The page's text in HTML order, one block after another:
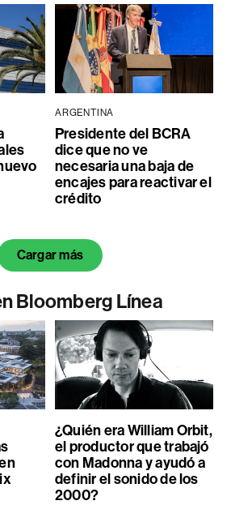
ARGENTINA
Presidente del BCRA
dice que no ve
necesaria una baja de
encajes para reactivar el
crédito
Cargar más
Bloomberg Línea
¿Quién era William Orbit,
el productor que trabajó
con Madonna y ayudó a
definir el sonido de los
2000?